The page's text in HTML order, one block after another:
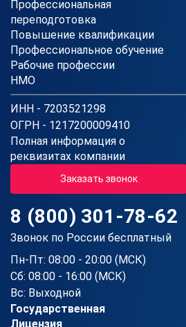
Профессиональная
переподготовка
Повышение квалификации
Профессиональное обучение
Рабочие профессии
НМО
ИНН - 7203521298
ОГРН - 1217200009410
Полная информация о
реквизитах компании
Заказать звонок
8 (800) 301-78-62
Звонок по России бесплатный
Пн-Пт: 08:00 - 20:00 (МСК)
Сб: 08:00 - 16:00 (МСК)
Вс: Выходной
Государственная
Лицензия